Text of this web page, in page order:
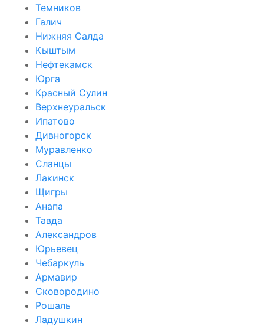
Темников
Галич
Нижняя Салда
Кыштым
Нефтекамск
Юрга
Красный Сулин
Верхнеуральск
Ипатово
Дивногорск
Муравленко
Сланцы
Лакинск
Щигры
Анапа
Тавда
Александров
Юрьевец
Чебаркуль
Армавир
Сковородино
Рошаль
Ладушкин